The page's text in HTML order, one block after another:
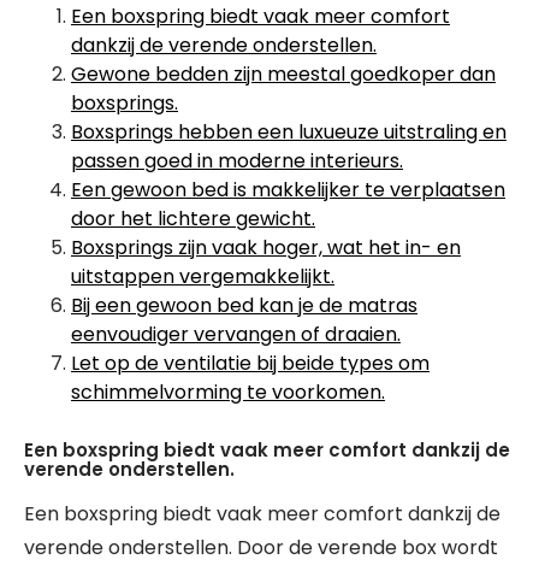
Een boxspring biedt vaak meer comfort
dankzij de verende onderstellen.
Gewone bedden zijn meestal goedkoper dan
boxsprings.
Boxsprings hebben een luxueuze uitstraling en
passen goed in moderne interieurs.
Een gewoon bed is makkelijker te verplaatsen
door het lichtere gewicht.
Boxsprings zijn vaak hoger, wat het in- en
uitstappen vergemakkelijkt.
Bij een gewoon bed kan je de matras
eenvoudiger vervangen of draaien.
Let op de ventilatie bij beide types om
schimmelvorming te voorkomen.
Een boxspring biedt vaak meer comfort dankzij de
verende onderstellen.
Een boxspring biedt vaak meer comfort dankzij de
verende onderstellen. Door de verende box wordt